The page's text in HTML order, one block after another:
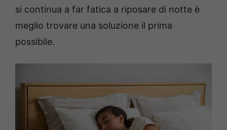
si continua a far fatica a riposare di notte è
meglio trovare una soluzione il prima
possibile.